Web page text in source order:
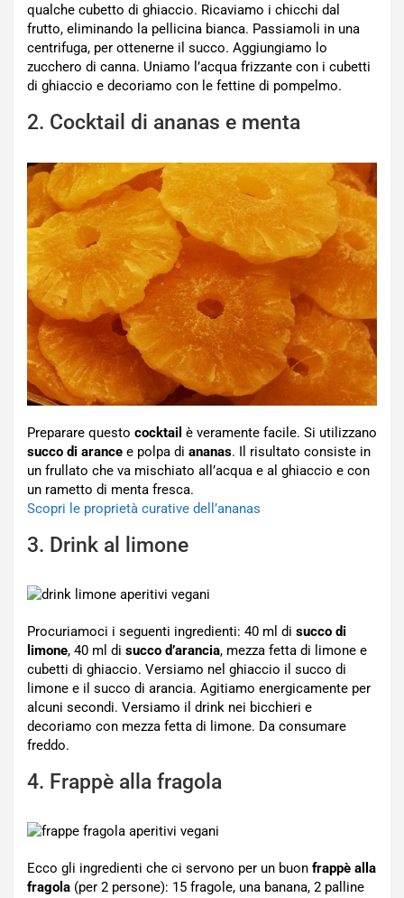
qualche cubetto di ghiaccio. Ricaviamo i chicchi dal
frutto, eliminando la pellicina bianca. Passiamoli in una
centrifuga, per ottenerne il succo. Aggiungiamo lo
zucchero di canna. Uniamo l’acqua frizzante con i cubetti
di ghiaccio e decoriamo con le fettine di pompelmo.
2. Cocktail di ananas e menta
Preparare questo cocktail è veramente facile. Si utilizzano
succo di arance e polpa di ananas. Il risultato consiste in
un frullato che va mischiato all’acqua e al ghiaccio e con
un rametto di menta fresca.
Scopri le proprietà curative dell’ananas
3. Drink al limone
Procuriamoci i seguenti ingredienti: 40 ml di succo di
limone, 40 ml di succo d’arancia, mezza fetta di limone e
cubetti di ghiaccio. Versiamo nel ghiaccio il succo di
limone e il succo di arancia. Agitiamo energicamente per
alcuni secondi. Versiamo il drink nei bicchieri e
decoriamo con mezza fetta di limone. Da consumare
freddo.
4. Frappè alla fragola
Ecco gli ingredienti che ci servono per un buon frappè alla
fragola (per 2 persone): 15 fragole, una banana, 2 palline